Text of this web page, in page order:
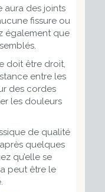
aura des joints
fissure ou
également que
doit être droit,
entre les
des cordes
les douleurs
de qualité
quelques
qu’elle se
peut être le